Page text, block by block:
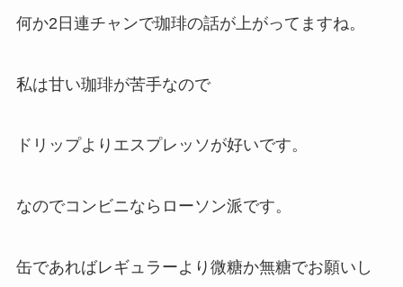
何か2日連チャンで珈琲の話が上がってますね。
私は甘い珈琲が苦手なので
ドリップよりエスプレッソが好いです。
なのでコンビニならローソン派です。
缶であればレギュラーより微糖か無糖でお願いし